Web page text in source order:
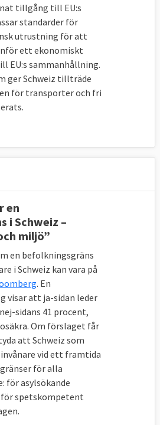
tillgång till EU:s
standarder för
utrustning för att
ett ekonomiskt
EU:s sammanhållning.
ger Schweiz tillträde
för transporter och fri
en
i Schweiz –
miljö”
en befolkningsgräns
i Schweiz kan vara på
. En
visar att ja-sidan leder
sidans 41 procent,
Om förslaget får
att Schweiz som
vid ett framtida
för alla
för asylsökande
spetskompetent